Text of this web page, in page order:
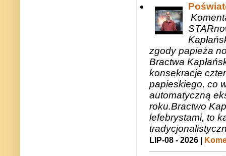
zgody papieża
Bractwa
konsekracje
papieskiego, co
automatyczną
roku.Bractwo
lefebrystami, to
LIP-08 - 2026 |